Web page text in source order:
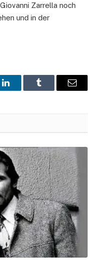
Zarrella noch
und in der
LinkedInTumblr Email